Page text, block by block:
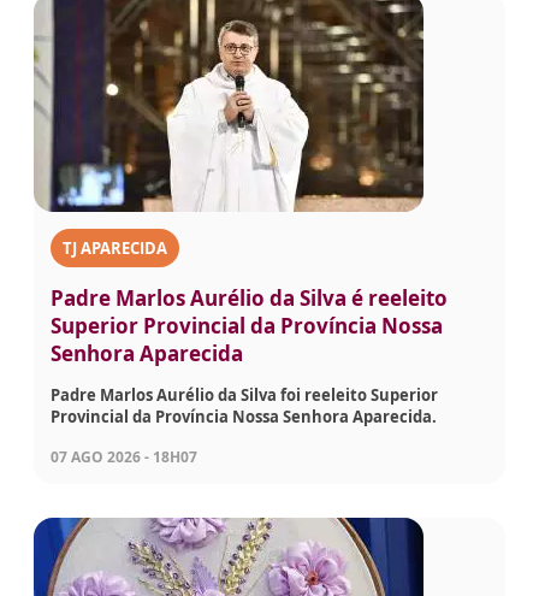
TJ APARECIDA
Padre Marlos Aurélio da Silva é reeleito
Superior Provincial da Província Nossa
Senhora Aparecida
Padre Marlos Aurélio da Silva foi reeleito Superior
Provincial da Província Nossa Senhora Aparecida.
07 AGO 2026 - 18H07